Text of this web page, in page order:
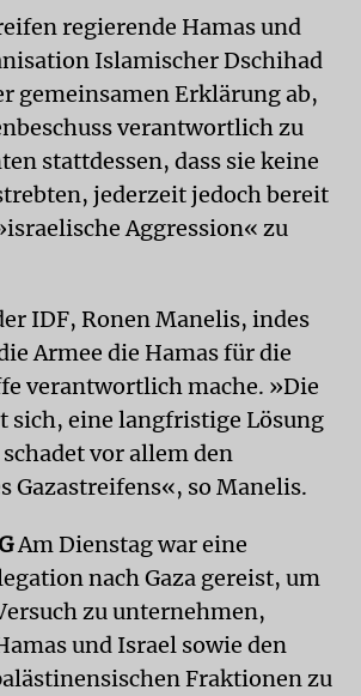
regierende Hamas und
Islamischer Dschihad
gemeinsamen Erklärung ab,
verantwortlich zu
stattdessen, dass sie keine
jederzeit jedoch bereit
Aggression« zu
IDF, Ronen Manelis, indes
Armee die Hamas für die
verantwortlich mache. »Die
sich, eine langfristige Lösung
vor allem den
Gazastreifens«, so Manelis.
Am Dienstag war eine
nach Gaza gereist, um
zu unternehmen,
und Israel sowie den
Fraktionen zu